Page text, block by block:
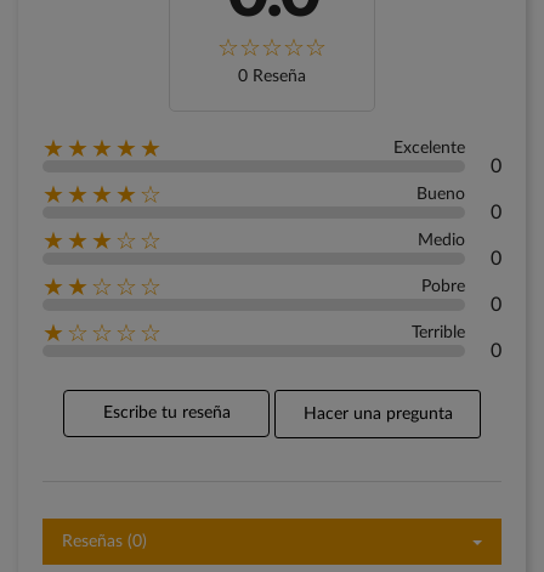
0 Reseña
★★★★★ Excelente
0
★★★★☆ Bueno
0
★★★☆☆ Medio
0
★★☆☆☆ Pobre
0
★☆☆☆☆ Terrible
0
Escribe tu reseña Hacer una pregunta
Reseñas (0)